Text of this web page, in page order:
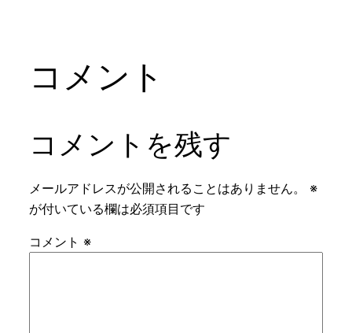
コメント
コメントを残す
メールアドレスが公開されることはありません。
※
が付いている欄は必須項目です
コメント ※